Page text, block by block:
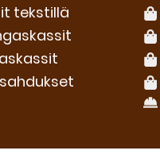
tekstillä